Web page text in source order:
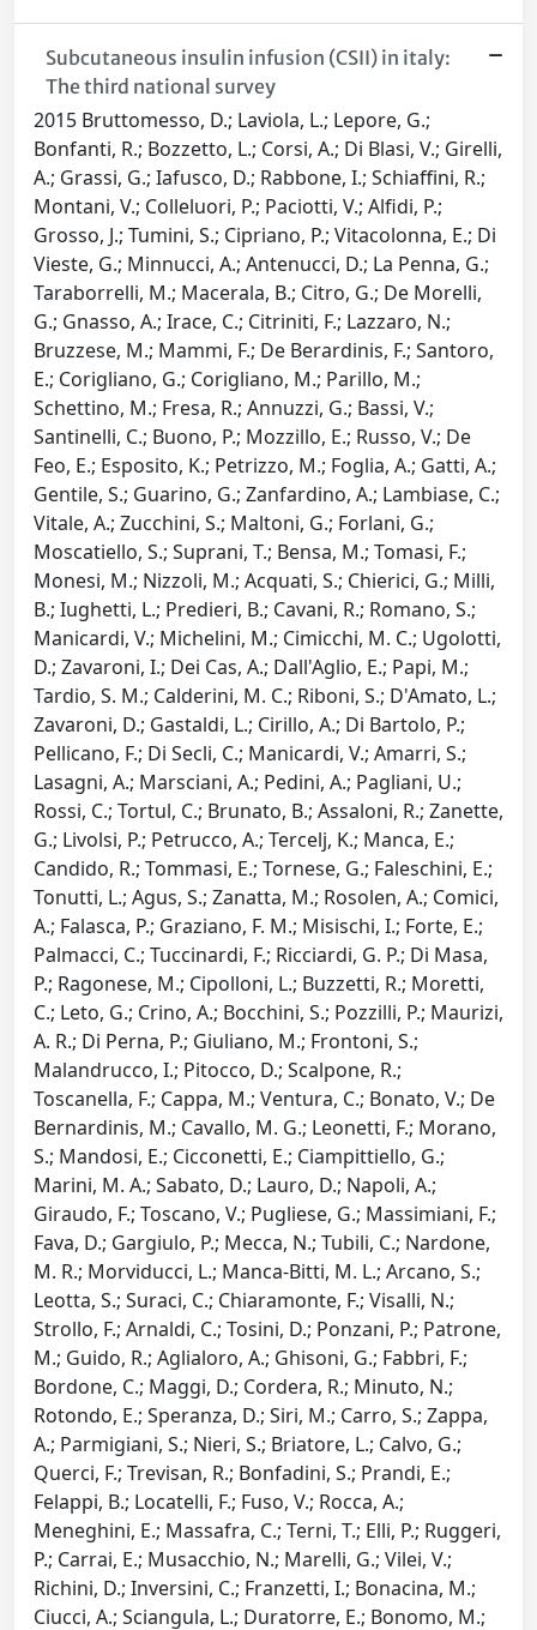
Subcutaneous insulin infusion (CSII) in italy:
The third national survey
2015 Bruttomesso, D.; Laviola, L.; Lepore, G.;
Bonfanti, R.; Bozzetto, L.; Corsi, A.; Di Blasi, V.; Girelli,
A.; Grassi, G.; Iafusco, D.; Rabbone, I.; Schiaffini, R.;
Montani, V.; Colleluori, P.; Paciotti, V.; Alfidi, P.;
Grosso, J.; Tumini, S.; Cipriano, P.; Vitacolonna, E.; Di
Vieste, G.; Minnucci, A.; Antenucci, D.; La Penna, G.;
Taraborrelli, M.; Macerala, B.; Citro, G.; De Morelli,
G.; Gnasso, A.; Irace, C.; Citriniti, F.; Lazzaro, N.;
Bruzzese, M.; Mammi, F.; De Berardinis, F.; Santoro,
E.; Corigliano, G.; Corigliano, M.; Parillo, M.;
Schettino, M.; Fresa, R.; Annuzzi, G.; Bassi, V.;
Santinelli, C.; Buono, P.; Mozzillo, E.; Russo, V.; De
Feo, E.; Esposito, K.; Petrizzo, M.; Foglia, A.; Gatti, A.;
Gentile, S.; Guarino, G.; Zanfardino, A.; Lambiase, C.;
Vitale, A.; Zucchini, S.; Maltoni, G.; Forlani, G.;
Moscatiello, S.; Suprani, T.; Bensa, M.; Tomasi, F.;
Monesi, M.; Nizzoli, M.; Acquati, S.; Chierici, G.; Milli,
B.; Iughetti, L.; Predieri, B.; Cavani, R.; Romano, S.;
Manicardi, V.; Michelini, M.; Cimicchi, M. C.; Ugolotti,
D.; Zavaroni, I.; Dei Cas, A.; Dall'Aglio, E.; Papi, M.;
Tardio, S. M.; Calderini, M. C.; Riboni, S.; D'Amato, L.;
Zavaroni, D.; Gastaldi, L.; Cirillo, A.; Di Bartolo, P.;
Pellicano, F.; Di Secli, C.; Manicardi, V.; Amarri, S.;
Lasagni, A.; Marsciani, A.; Pedini, A.; Pagliani, U.;
Rossi, C.; Tortul, C.; Brunato, B.; Assaloni, R.; Zanette,
G.; Livolsi, P.; Petrucco, A.; Tercelj, K.; Manca, E.;
Candido, R.; Tommasi, E.; Tornese, G.; Faleschini, E.;
Tonutti, L.; Agus, S.; Zanatta, M.; Rosolen, A.; Comici,
A.; Falasca, P.; Graziano, F. M.; Misischi, I.; Forte, E.;
Palmacci, C.; Tuccinardi, F.; Ricciardi, G. P.; Di Masa,
P.; Ragonese, M.; Cipolloni, L.; Buzzetti, R.; Moretti,
C.; Leto, G.; Crino, A.; Bocchini, S.; Pozzilli, P.; Maurizi,
A. R.; Di Perna, P.; Giuliano, M.; Frontoni, S.;
Malandrucco, I.; Pitocco, D.; Scalpone, R.;
Toscanella, F.; Cappa, M.; Ventura, C.; Bonato, V.; De
Bernardinis, M.; Cavallo, M. G.; Leonetti, F.; Morano,
S.; Mandosi, E.; Cicconetti, E.; Ciampittiello, G.;
Marini, M. A.; Sabato, D.; Lauro, D.; Napoli, A.;
Giraudo, F.; Toscano, V.; Pugliese, G.; Massimiani, F.;
Fava, D.; Gargiulo, P.; Mecca, N.; Tubili, C.; Nardone,
M. R.; Morviducci, L.; Manca-Bitti, M. L.; Arcano, S.;
Leotta, S.; Suraci, C.; Chiaramonte, F.; Visalli, N.;
Strollo, F.; Arnaldi, C.; Tosini, D.; Ponzani, P.; Patrone,
M.; Guido, R.; Aglialoro, A.; Ghisoni, G.; Fabbri, F.;
Bordone, C.; Maggi, D.; Cordera, R.; Minuto, N.;
Rotondo, E.; Speranza, D.; Siri, M.; Carro, S.; Zappa,
A.; Parmigiani, S.; Nieri, S.; Briatore, L.; Calvo, G.;
Querci, F.; Trevisan, R.; Bonfadini, S.; Prandi, E.;
Felappi, B.; Locatelli, F.; Fuso, V.; Rocca, A.;
Meneghini, E.; Massafra, C.; Terni, T.; Elli, P.; Ruggeri,
P.; Carrai, E.; Musacchio, N.; Marelli, G.; Vilei, V.;
Richini, D.; Inversini, C.; Franzetti, I.; Bonacina, M.;
Ciucci, A.; Sciangula, L.; Duratorre, E.; Bonomo, M.;